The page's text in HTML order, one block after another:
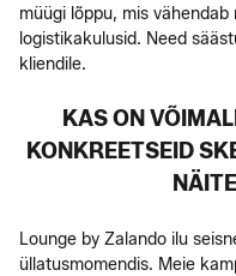
müügi lõppu, mis
logistikakulusid. Need
kliendile.
KAS ON
KONKREETSEID
Lounge by Zalando ilu
üllatusmomendis. Meie